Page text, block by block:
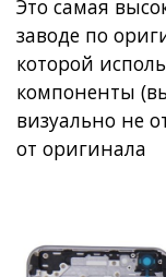
Это самая
заводе по
которой
компоненты
визуально не
от оригинала